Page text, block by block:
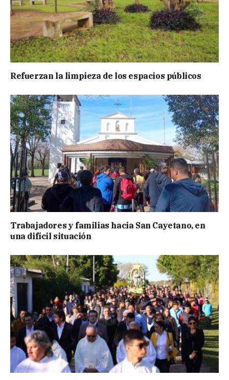
Refuerzan la limpieza de los espacios públicos
Trabajadores y familias hacia San Cayetano, en
una difícil situación